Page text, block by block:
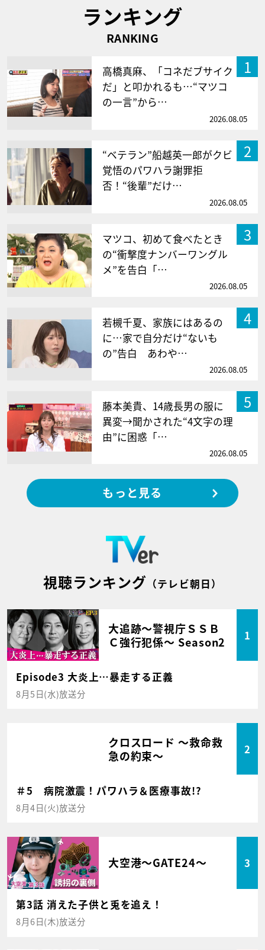
ランキング
RANKING
1
高橋真麻、「コネだブサイク
だ」と叩かれるも…“マツコ
の一言”から…
2026.08.05
2
“ベテラン”船越英一郎がクビ
覚悟のパワハラ謝罪拒
否！“後輩”だけ…
2026.08.05
3
マツコ、初めて食べたとき
の“衝撃度ナンバーワングル
メ”を告白「…
2026.08.05
4
若槻千夏、家族にはあるの
に…家で自分だけ“ないも
の”告白 あわや…
2026.08.05
5
藤本美貴、14歳長男の服に
異変→聞かされた“4文字の理
由”に困惑「…
2026.08.05
もっと見る
視聴ランキング （テレビ朝日）
大追跡～警視庁ＳＳＢ
Ｃ強行犯係～ Season2
1
Episode3 大炎上…暴走する正義
8月5日(水)放送分
クロスロード ～救命救
急の約束～
2
＃5 病院激震！パワハラ＆医療事故!?
8月4日(火)放送分
大空港～GATE24～ 3
第3話 消えた子供と兎を追え！
8月6日(木)放送分